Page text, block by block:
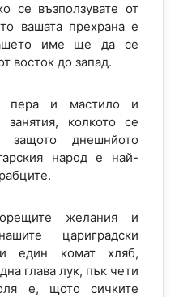
се възползувате от
то вашата прехрана е
име ще да се
восток до запад.
пера и мастило и
занятия, колкото се
днешнйото
народ е най-
желания и
цариградски
един комат хляб,
глава лук, пък чети
е, щото сичките